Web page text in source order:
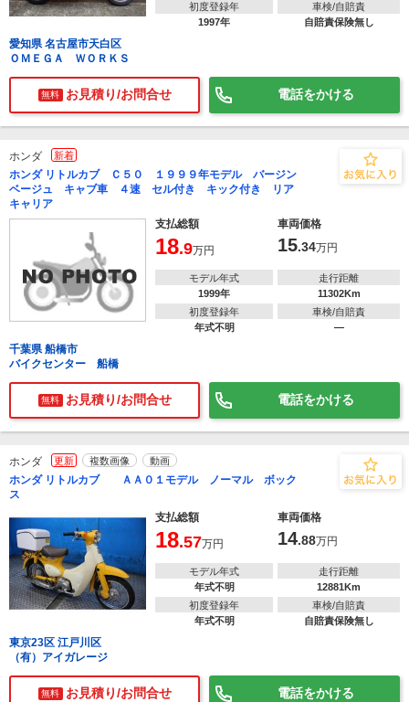
初度登録年
1997年
車検/自賠責
自賠責保険無し
愛知県 名古屋市天白区
ＯＭＥＧＡ ＷＯＲＫＳ
無料 お見積り/お問合せ 電話をかける
ホンダ 新着
ホンダ リトルカブ Ｃ５０ １９９９年モデル バージン
ベージュ キャブ車 ４速 セル付き キック付き リア
キャリア
支払総額
車両価格
18.9万円 15.34万円
モデル年式
1999年
走行距離
11302Km
初度登録年
年式不明
車検/自賠責
―
千葉県 船橋市
バイクセンター 船橋
無料 お見積り/お問合せ 電話をかける
ホンダ 更新 複数画像 動画
ホンダ リトルカブ ＡＡ０１モデル ノーマル ボック
ス
支払総額
車両価格
18.57万円 14.88万円
モデル年式
年式不明
走行距離
12881Km
初度登録年
年式不明
車検/自賠責
自賠責保険無し
東京23区 江戸川区
（有）アイガレージ
無料 お見積り/お問合せ 電話をかける